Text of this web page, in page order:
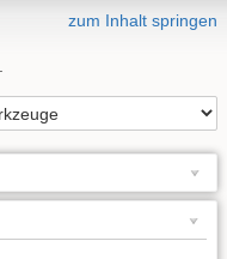
zum Inhalt springen